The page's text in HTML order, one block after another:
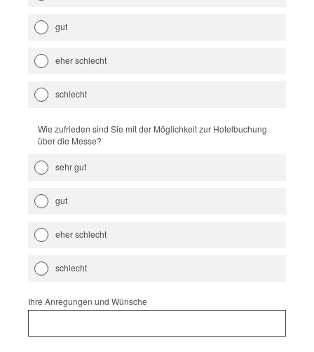
gut
eher schlecht
schlecht
Wie zufrieden sind Sie mit der Möglichkeit zur Hotelbuchung
über die Messe?
sehr gut
gut
eher schlecht
schlecht
Ihre Anregungen und Wünsche